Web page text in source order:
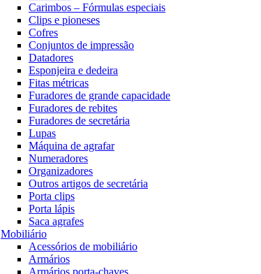
Carimbos – Fórmulas especiais
Clips e pioneses
Cofres
Conjuntos de impressão
Datadores
Esponjeira e dedeira
Fitas métricas
Furadores de grande capacidade
Furadores de rebites
Furadores de secretária
Lupas
Máquina de agrafar
Numeradores
Organizadores
Outros artigos de secretária
Porta clips
Porta lápis
Saca agrafes
Mobiliário
Acessórios de mobiliário
Armários
Armários porta-chaves